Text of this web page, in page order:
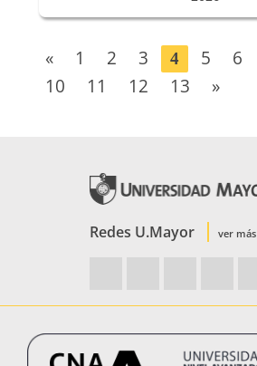
« 1 2 3 4 5 6
10
11 12 13 »
Redes U.Mayor ver más